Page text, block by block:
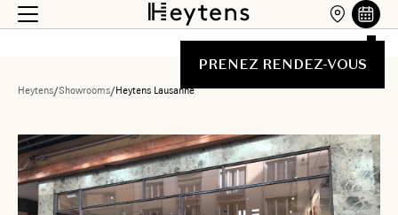
PRENEZ RENDEZ-VOUS
Heytens/Showrooms/Heytens Lausanne